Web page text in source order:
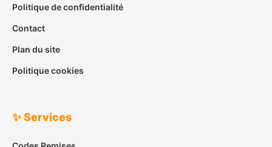
Politique de confidentialité
Contact
Plan du site
Politique cookies
✨ Services